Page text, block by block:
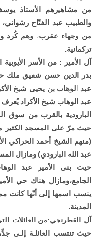
من مشاهيرهم الأستاذ
والطبيب عبد الفتّاح
من وجهاء عقرب، وهم كُرد
تركمانية.
آل الأمير : من الأسر
بدر الدين حسن شقيق ملك
عبد الوهاب بن يحيى شيخ
البارودية بالقرب من سوق
حيث مرّ على المسجد الكثير
(منهم الشيخ أحمد الحراكي
عبد الله البارودي) ومازال
حيث بنى الأمير عبد
الجامع،ومازال هناك حي
ينسب اسمها إلى أنّها كانت
المدينة.
آل القطرنجي:من العائلات
حيث تنتسب العائلـة إلـى